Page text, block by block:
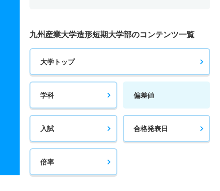
九州産業大学造形短期大学部のコンテンツ一覧
大学トップ
学科 偏差値
入試 合格発表日
倍率